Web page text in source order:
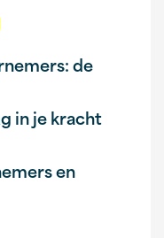
de
in je kracht
en